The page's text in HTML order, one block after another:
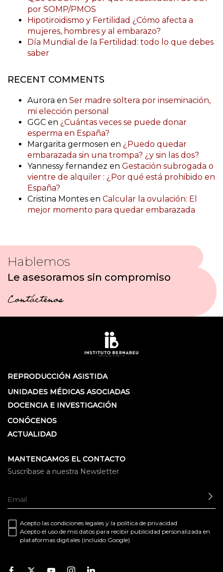
por SOMP/PMOS
Hipotiroidismo y Fertilidad ¿Cómo afecta a
mujeres, hombres y al embarazo?
Día Mundial de la Fertilidad: todo lo que debes
saber
RECENT COMMENTS
Aurora en Ser madre soltera por inseminación,
mi elección personal
GGC en ¿Cuántas veces se puede donar
esperma en España?
Margarita germosen en ¿Puedo quedar
embarazada sin una trompa? ¿y sin las dos?
Yannessy fernandez en Gestación subrogada o
vientre de alquiler : ¿Por qué está prohibido en
España?
Cristina Montes en Calcular la ovulación: El
mejor momento para quedar embarazada
Hablemos
Le asesoramos sin compromiso
Contáctenos
REPRODUCCIÓN ASISTIDA
UNIDADES MÉDICAS ASOCIADAS
DOCENCIA E INVESTIGACIÓN
CONÓCENOS
ACTUALIDAD
MANTENGAMOS EL CONTACTO
Suscríbase a nuestra Newsletter
Acepto las condiciones legales y la política de privacidad
Acepto el uso de mis datos para recibir publicidad personalizada en
plataformas digitales (incluido Google)